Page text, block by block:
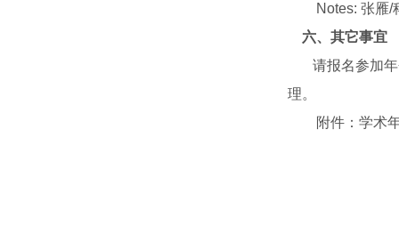
Notes: 张雁/科
六、其它事宜
请报名参加年
理。
附件：学术